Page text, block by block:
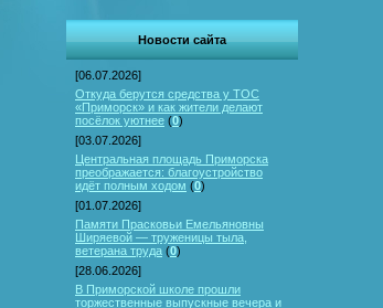
Новости сайта
[06.07.2026]
Откуда берутся средства у ТОС
«Приморск» и как жители делают
посёлок уютнее (0)
[03.07.2026]
Центральная площадь Приморска
преображается: благоустройство
идёт полным ходом (0)
[01.07.2026]
Памяти Прасковьи Емельяновны
Ширяевой — труженицы тыла,
ветерана труда (0)
[28.06.2026]
В Приморской школе прошли
торжественные выпускные вечера и